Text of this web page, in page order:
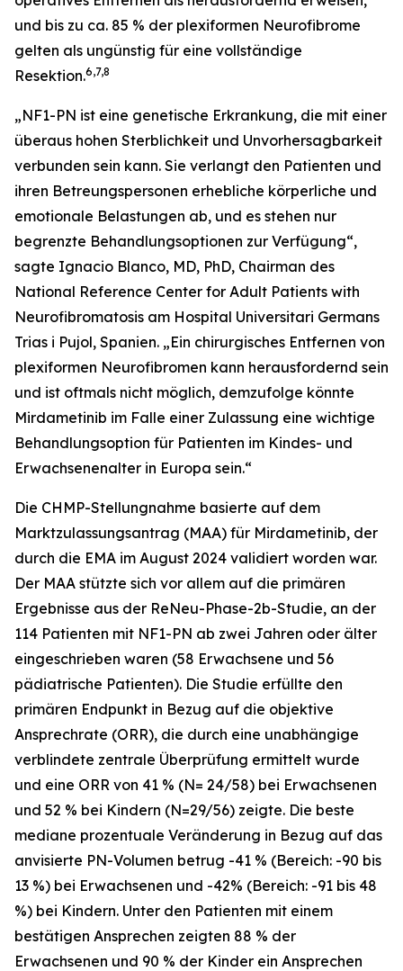
und bis zu ca. 85 % der plexiformen Neurofibrome
gelten als ungünstig für eine vollständige
Resektion.6,7,8
„NF1-PN ist eine genetische Erkrankung, die mit einer
überaus hohen Sterblichkeit und Unvorhersagbarkeit
verbunden sein kann. Sie verlangt den Patienten und
ihren Betreungspersonen erhebliche körperliche und
emotionale Belastungen ab, und es stehen nur
begrenzte Behandlungsoptionen zur Verfügung“,
sagte Ignacio Blanco, MD, PhD, Chairman des
National Reference Center for Adult Patients with
Neurofibromatosis am Hospital Universitari Germans
Trias i Pujol, Spanien. „Ein chirurgisches Entfernen von
plexiformen Neurofibromen kann herausfordernd sein
und ist oftmals nicht möglich, demzufolge könnte
Mirdametinib im Falle einer Zulassung eine wichtige
Behandlungsoption für Patienten im Kindes- und
Erwachsenenalter in Europa sein.“
Die CHMP-Stellungnahme basierte auf dem
Marktzulassungsantrag (MAA) für Mirdametinib, der
durch die EMA im August 2024 validiert worden war.
Der MAA stützte sich vor allem auf die primären
Ergebnisse aus der ReNeu-Phase-2b-Studie, an der
114 Patienten mit NF1-PN ab zwei Jahren oder älter
eingeschrieben waren (58 Erwachsene und 56
pädiatrische Patienten). Die Studie erfüllte den
primären Endpunkt in Bezug auf die objektive
Ansprechrate (ORR), die durch eine unabhängige
verblindete zentrale Überprüfung ermittelt wurde
und eine ORR von 41 % (N= 24/58) bei Erwachsenen
und 52 % bei Kindern (N=29/56) zeigte. Die beste
mediane prozentuale Veränderung in Bezug auf das
anvisierte PN-Volumen betrug -41 % (Bereich: -90 bis
13 %) bei Erwachsenen und -42% (Bereich: -91 bis 48
%) bei Kindern. Unter den Patienten mit einem
bestätigen Ansprechen zeigten 88 % der
Erwachsenen und 90 % der Kinder ein Ansprechen